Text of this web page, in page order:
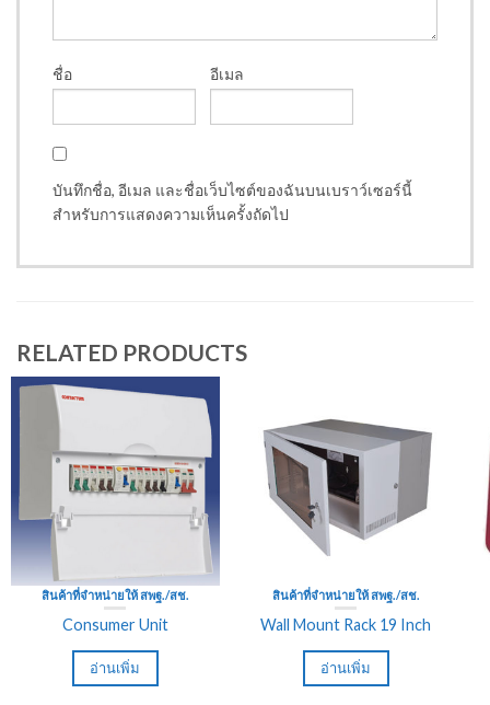
ชื่อ อีเมล
บันทึกชื่อ, อีเมล และชื่อเว็บไซต์ของฉันบนเบราว์เซอร์นี้
สำหรับการแสดงความเห็นครั้งถัดไป
RELATED PRODUCTS
สินค้าที่จำหน่ายให้ สพฐ./สช.
Consumer Unit
อ่านเพิ่ม
สินค้าที่จำหน่ายให้ สพฐ./สช.
Wall Mount Rack 19 Inch
อ่านเพิ่ม